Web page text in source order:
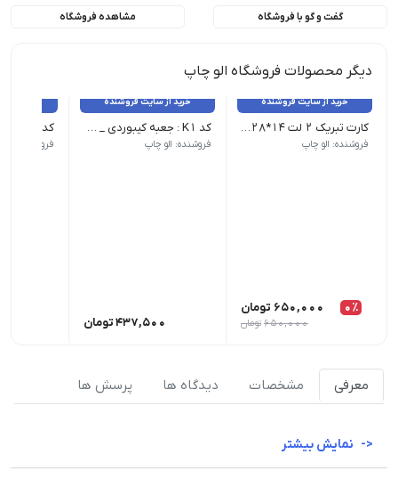
گفت و گو با فروشگاه مشاهده فروشگاه
دیگر محصولات فروشگاه الو چاپ
خرید از سایت فروشنده
کارت تبریک 2 لت 14*28 _ 100 عدد
فروشنده: الو چاپ
0٪ 650,000 تومان
650,000 تومان
خرید از سایت فروشنده
کد K1 : جعبه کیبوردی _ 25 عدد
فروشنده: الو چاپ
437,500تومان
فروشنده: الو
معرفی مشخصات دیدگاه ها پرسش ها